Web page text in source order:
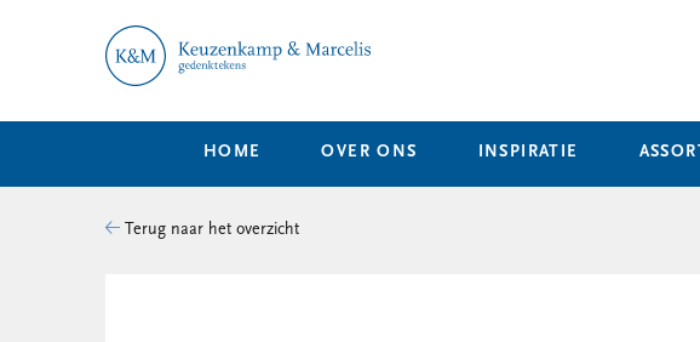
HOME OVER ONS INSPIRATIE
Terug naar het overzicht